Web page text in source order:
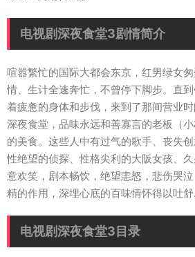
电视剧深夜食堂3剧情简介
喧嚣繁忙的国际大都会东京，红男绿女
情、生计全速奔忙，不曾停下脚步。直
着疲惫的身体和步伐，来到了那间营业
深夜食堂，品味永远和善寡言的老板（
的美食。这些人中有过气的歌手、丧失
性绝望的侦探、性格尖利的大阪女孩、
意欢笑，剧本畅饮，绝望恚怒，悲伤哭
精的作用，深埋心底的百味情怀得以吐
电视剧深夜食堂3目录